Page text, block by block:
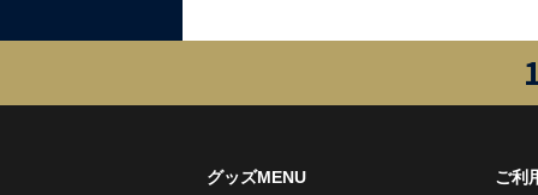
グッズMENU ご利